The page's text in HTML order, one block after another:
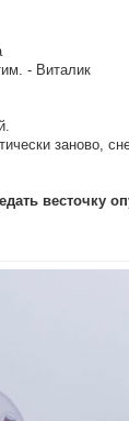
- Виталик
заново,
весточку